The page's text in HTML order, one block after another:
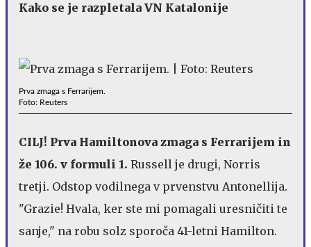
Kako se je razpletala VN Katalonije
Prva zmaga s Ferrarijem.
Foto: Reuters
CILJ! Prva Hamiltonova zmaga s Ferrarijem in
že 106. v formuli 1. Russell je drugi, Norris
tretji. Odstop vodilnega v prvenstvu Antonellija.
"Grazie! Hvala, ker ste mi pomagali uresničiti te
sanje," na robu solz sporoča 41-letni Hamilton.